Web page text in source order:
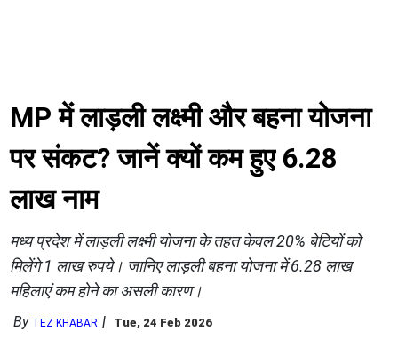
MP में लाड़ली लक्ष्मी और बहना योजना
पर संकट? जानें क्यों कम हुए 6.28
लाख नाम
मध्य प्रदेश में लाड़ली लक्ष्मी योजना के तहत केवल 20% बेटियों को
मिलेंगे 1 लाख रुपये। जानिए लाड़ली बहना योजना में 6.28 लाख
महिलाएं कम होने का असली कारण।
By TEZ KHABAR Tue, 24 Feb 2026